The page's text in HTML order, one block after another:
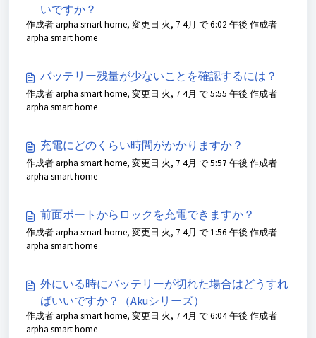
いですか？
作成者 arpha smart home, 変更日 火, 7 4月 で 6:02 午後 作成者
arpha smart home
バッテリー残量が少ないことを確認するには？
作成者 arpha smart home, 変更日 火, 7 4月 で 5:55 午後 作成者
arpha smart home
充電にどのくらい時間がかかりますか？
作成者 arpha smart home, 変更日 火, 7 4月 で 5:57 午後 作成者
arpha smart home
前面ポートからロックを充電できますか？
作成者 arpha smart home, 変更日 火, 7 4月 で 1:56 午後 作成者
arpha smart home
外にいる時にバッテリーが切れた場合はどうすれ
ばいいですか？（Akuシリーズ）
作成者 arpha smart home, 変更日 火, 7 4月 で 6:04 午後 作成者
arpha smart home